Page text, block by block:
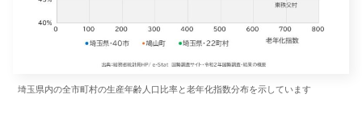
埼玉県内の全市町村の生産年齢人口比率と老年化指数分布を示しています